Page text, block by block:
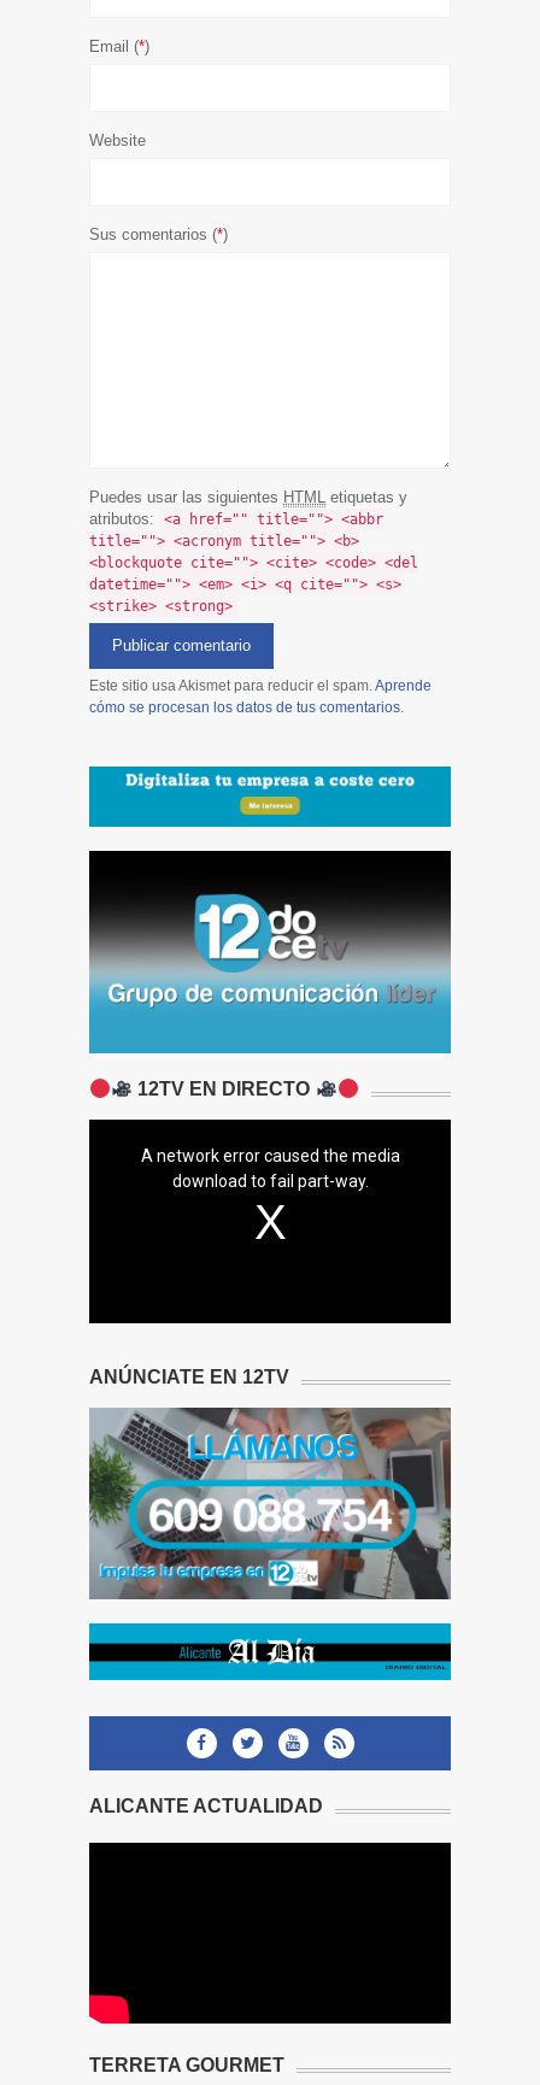
Email (*)
Website
Sus comentarios (*)
Puedes usar las siguientes HTML etiquetas y
atributos:
<a href="" title=""> <abbr
title=""> <acronym title=""> <b>
<blockquote cite=""> <cite> <code> <del
datetime=""> <em> <i> <q cite=""> <s>
<strike> <strong>
Este sitio usa Akismet para reducir el spam. Aprende
cómo se procesan los datos de tus comentarios
12TV EN DIRECTO
A network error caused the media
download to fail part-way.
ANÚNCIATE EN 12TV
ALICANTE ACTUALIDAD
TERRETA GOURMET